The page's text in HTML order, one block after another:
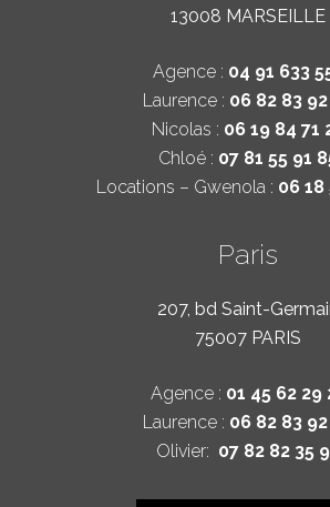
13008 MARSEILLE
Agence : 04 91 633
Laurence : 06 82 83
Nicolas : 06 19 84 71
Chloé : 07 81 55 91
Locations – Gwenola : 06 18
Paris
207, bd Saint-
75007 PARIS
Agence : 01 45 62 29
Laurence : 06 82 83
Olivier: 07 82 82 35